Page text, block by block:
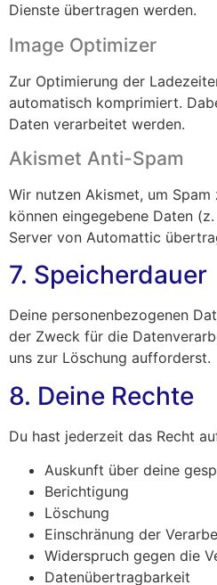
Dienste übertragen werden.
Image Optimizer
Zur Optimierung der
automatisch komprimiert.
Daten verarbeitet werden.
Akismet Anti-Spam
Wir nutzen Akismet, um Spam
können eingegebene Daten
Server von Automattic
7. Speicherdauer
Deine personenbezogenen
der Zweck für die
uns zur Löschung aufforderst.
8. Deine Rechte
Du hast jederzeit das Recht
Auskunft über deine
Berichtigung
Löschung
Einschränung der
Widerspruch gegen die
Datenübertragbarkeit